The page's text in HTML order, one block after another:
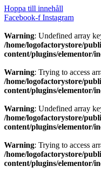
Hoppa till innehåll
Facebook-f Instagram
Warning: Undefined array
/home/logofactorystore/
content/plugins/elementor/
Warning: Trying to access
/home/logofactorystore/
content/plugins/elementor/
Warning: Undefined array
/home/logofactorystore/
content/plugins/elementor/
Warning: Trying to access
/home/logofactorystore/
content/plugins/elementor/